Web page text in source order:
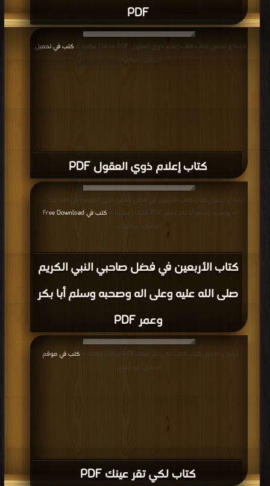
PDF
كتاب إعلام ذوي العقول PDF
قراءة و تحميل كتاب كتاب إعلام ذوي العقول PDF مجانا | مكتبة > كتب في تحميل
التحميل : مرة/مرات
كتاب الأربعين في فضل صاحبي النبي الكريم
صلى الله عليه وعلى اله وصحبه وسلم أبا بكر
وعمر PDF
قراءة و تحميل كتاب كتاب الأربعين في فضل صاحبي النبي الكريم صلى الله عليه وعلى
اله وصحبه وسلم أبا بكر وعمر PDF مجانا | مكتبة >
كتب في Free Download
التحميل : مرة/مرات
كتاب لكي تقر عينك PDF
قراءة و تحميل كتاب كتاب لكي تقر عينك PDF مجانا | مكتبة > كتب في موقع
التحميل : مرة/مرات